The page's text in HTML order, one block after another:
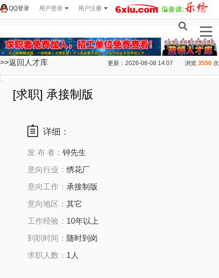
用户登录 用户注册
QQ登录
>>返回人才库 更新：2026-08-08 14:07 浏览 3550 次
[求职] 承接制版
详细：
发 布 者： 钟先生
意向行业： 绣花厂
意向工作： 承接制版
意向地区： 其它
工作经验： 10年以上
到职时间： 随时到岗
求职人数： 1人